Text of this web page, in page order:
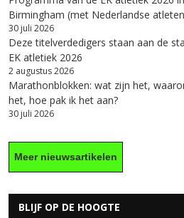
Birmingham (met Nederlandse
30 juli 2026
Deze titelverdedigers staan aan de
EK atletiek 2026
2 augustus 2026
Marathonblokken: wat zijn het,
het, hoe pak ik het aan?
30 juli 2026
Meer nieuwsartikelen
BLIJF OP DE HOOGTE